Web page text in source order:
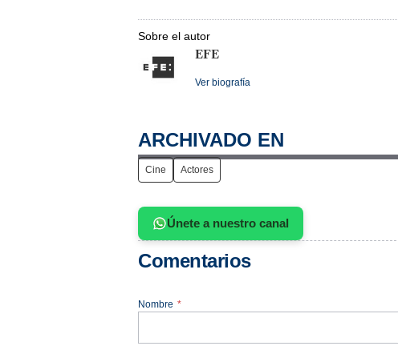
Sobre el autor
EFE
Ver biografía
ARCHIVADO EN
Cine Actores
Únete a nuestro canal
Comentarios
Nombre *